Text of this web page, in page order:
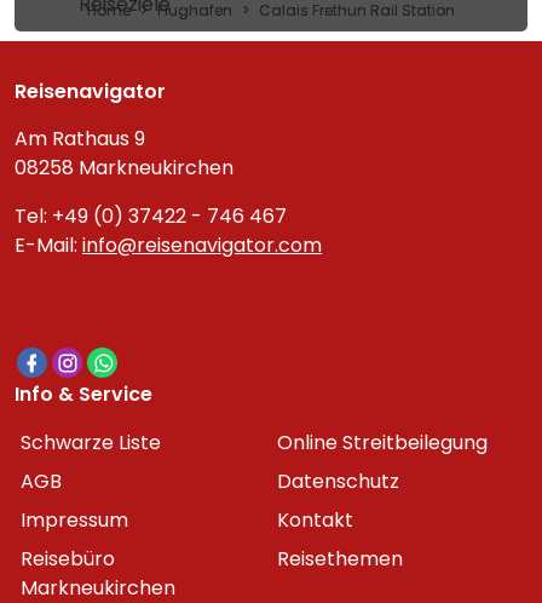
Home Flughafen Calais Frethun Rail Station
Reisenavigator
Am Rathaus 9
08258 Markneukirchen
Tel: +49 (0) 37422 - 746 467
E-Mail: info@reisenavigator.com
Info & Service
Schwarze Liste
Online Streitbeilegung
AGB
Datenschutz
Impressum
Kontakt
Reisebüro
Markneukirchen
Reisethemen